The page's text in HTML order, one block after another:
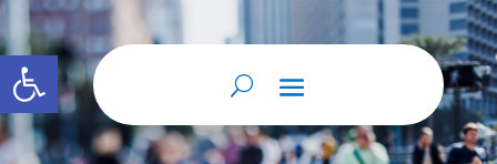
Abrir barra de herramientas